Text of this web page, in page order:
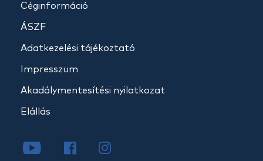
Céginformáció
ÁSZF
Adatkezelési tájékoztató
Impresszum
Akadálymentesítési nyilatkozat
Elállás